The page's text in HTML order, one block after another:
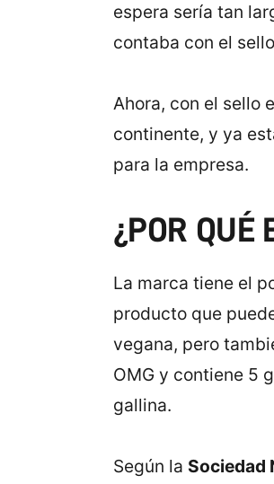
espera sería tan
contaba con el
Ahora, con el sello
continente, y ya
para la empresa.
¿POR QUÉ
La marca tiene el
producto que
vegana, pero
OMG y contiene 5
gallina.
Según la Sociedad